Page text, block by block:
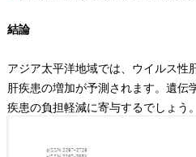
結論
アジア太平洋地域では、ウイルス性
肝疾患の増加が予測されます。遺伝
疾患の負担軽減に寄与するでしょう。